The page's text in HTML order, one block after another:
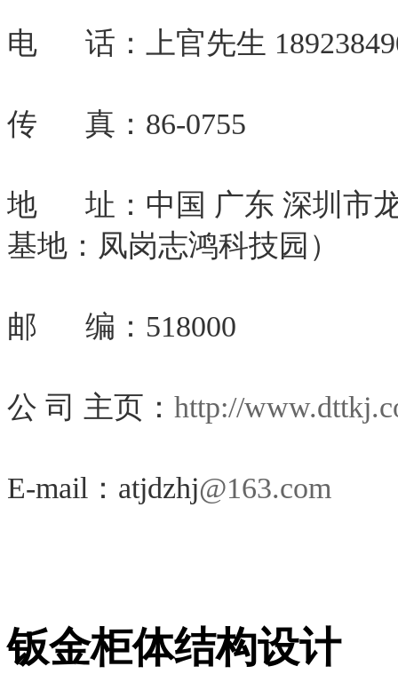
电 话： 上官先生
传 真：86-0755
地 址：中国 广东 深圳市
基地：凤岗志鸿科技园）
邮 编：518000
公 司 主页： http://
E-mail：atjdzhj@163.com
钣金柜体结构设计